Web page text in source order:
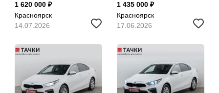
1 620 000
Красноярск
14.07.2026
1 435 000
Красноярск
17.06.2026